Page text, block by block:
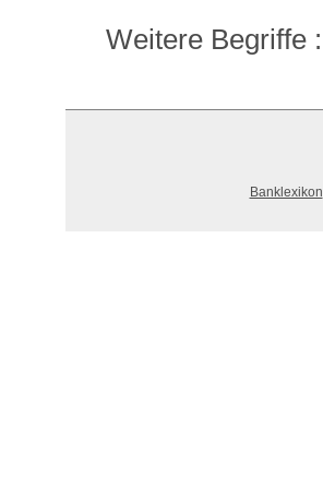
Weitere Begriffe :
Banklexikon